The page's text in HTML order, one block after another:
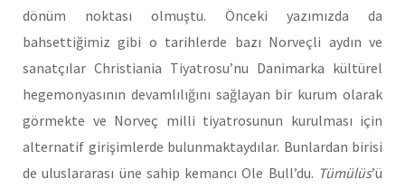
dönüm noktası olmuştu. Önceki yazımızda da
bahsettiğimiz gibi o tarihlerde bazı Norveçli aydın ve
sanatçılar Christiania Tiyatrosu’nu Danimarka kültürel
hegemonyasının devamlılığını sağlayan bir kurum olarak
görmekte ve Norveç milli tiyatrosunun kurulması için
alternatif girişimlerde bulunmaktaydılar. Bunlardan birisi
de uluslararası üne sahip kemancı Ole Bull’du. Tümülüs’ü